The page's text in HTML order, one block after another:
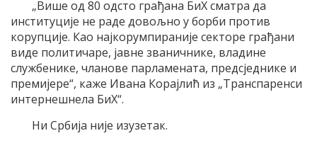
„Више од 80 одсто грађана БиХ сматра да
институције не раде довољно у борби против
корупције. Као најкорумпираније секторе грађани
виде политичаре, јавне званичнике, владине
службенике, чланове парламената, предсједнике и
премијере“, каже Ивана Корајлић из „Транспаренси
интернешнела БиХ“.
Ни Србија није изузетак.